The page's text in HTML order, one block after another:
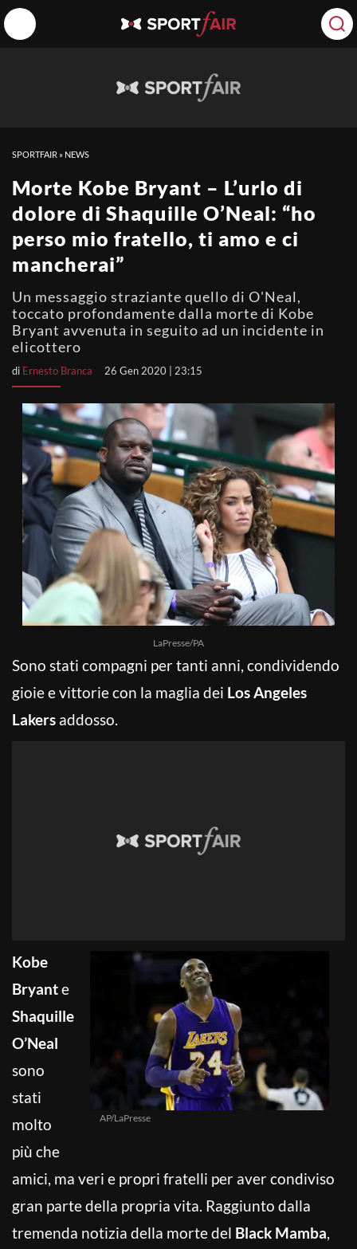
SPORTFAIR » NEWS
Morte Kobe Bryant – L’urlo di
dolore di Shaquille O’Neal: “ho
perso mio fratello, ti amo e ci
mancherai”
Un messaggio straziante quello di O'Neal,
toccato profondamente dalla morte di Kobe
Bryant avvenuta in seguito ad un incidente in
elicottero
di Ernesto Branca 26 Gen 2020 | 23:15
LaPresse/PA
Sono stati compagni per tanti anni, condividendo
gioie e vittorie con la maglia dei Los Angeles
Lakers addosso.
AP/LaPresse
Kobe
Bryante
Shaquille
O’Neal
sono
stati
molto
più che
amici, ma veri e propri fratelli per aver condiviso
gran parte della propria vita. Raggiunto dalla
tremenda notizia della morte del Black Mamba,